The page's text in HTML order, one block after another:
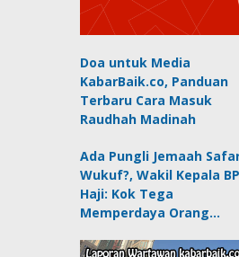
Doa untuk Media
KabarBaik.co, Panduan
Terbaru Cara Masuk
Raudhah Madinah
Ada Pungli Jemaah
Wukuf?, Wakil Kepala BP
Haji: Kok Tega
Memperdaya Orang…